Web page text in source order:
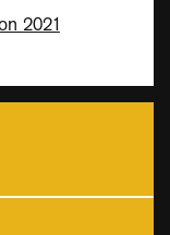
2021